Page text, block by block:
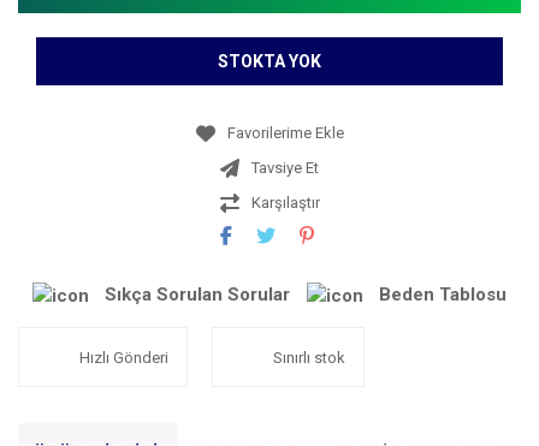
STOKTA YOK
Tavsiye Et
Karşılaştır
Sıkça Sorulan Sorular Beden Tablosu
Hızlı Gönderi Sınırlı stok